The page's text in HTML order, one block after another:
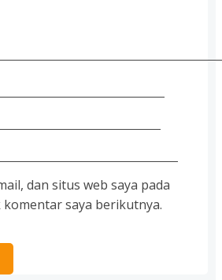
dan situs web saya pada
saya berikutnya.